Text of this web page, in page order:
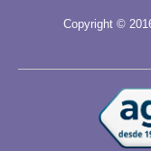
Copyright ©